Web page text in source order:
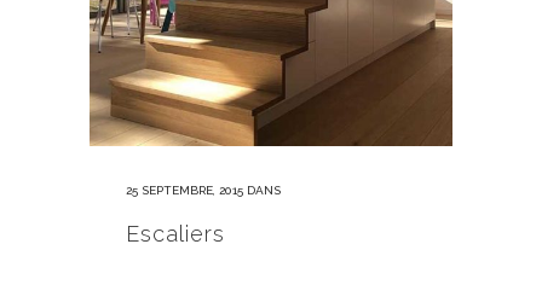
25 SEPTEMBRE, 2015 DANS
Escaliers